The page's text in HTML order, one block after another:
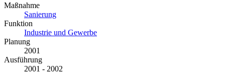
Maßnahme
Sanierung
Funktion
Industrie und Gewerbe
Planung
2001
Ausführung
2001 - 2002